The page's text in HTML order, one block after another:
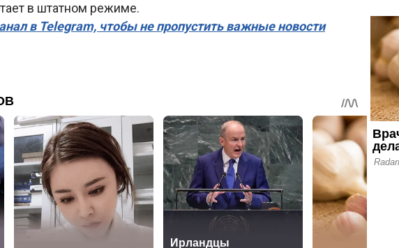
в штатном режиме.
в Telegram, чтобы не пропустить важные новости